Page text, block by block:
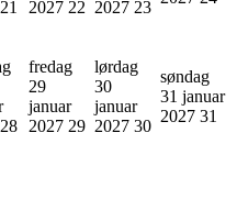
21
2027 22 2027 23
28
fredag
29
januar
2027 29
lørdag
30
januar
2027 30
søndag
31 januar
2027 31